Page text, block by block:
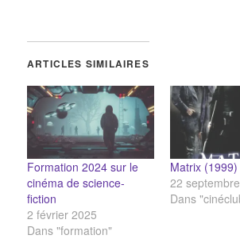
ARTICLES SIMILAIRES
Formation 2024 sur le
cinéma de science-
fiction
2 février 2025
Dans "formation"
Matrix (1999)
22
Dans